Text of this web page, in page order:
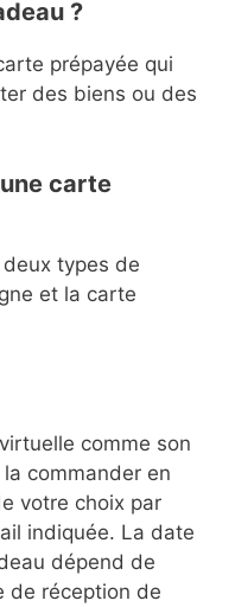
?
prépayée qui
des biens ou des
carte
types de
et la carte
comme son
la commander en
votre choix par
indiquée. La date
dépend de
de réception de